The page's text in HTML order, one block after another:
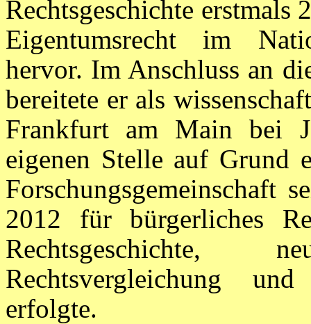
Rechtsgeschichte erstmals
Eigentumsrecht im
hervor. Im Anschluss an
bereitete er als
Frankfurt am Main bei
eigenen Stelle auf Grund
Forschungsgemeinschaft
2012 für bürgerliches
Rechtsgeschichte,
Rechtsvergleichung und
erfolgte.